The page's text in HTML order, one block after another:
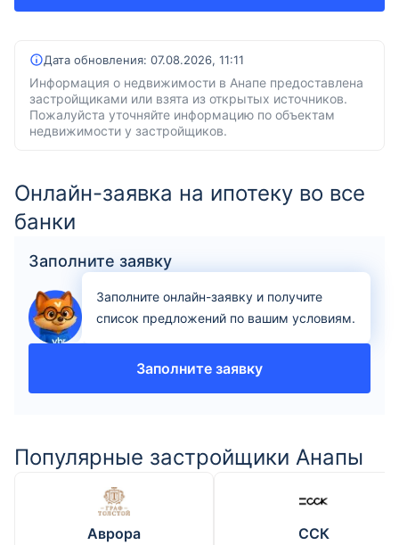
Дата обновления: 07.08.2026, 11:11
Информация о недвижимости в Анапе предоставлена
застройщиками или взята из открытых источников.
Пожалуйста уточняйте информацию по объектам
недвижимости у застройщиков.
Онлайн-заявка на ипотеку во все
банки
Заполните заявку
Заполните онлайн-заявку и получите
список предложений по вашим условиям.
Заполните заявку
Популярные застройщики Анапы
Аврора
ССК